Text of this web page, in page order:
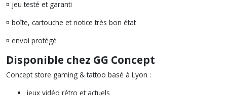
¤ jeu testé et garanti
¤ boîte, cartouche et notice très bon état
¤ envoi protégé
Disponible chez GG Concept
Concept store gaming & tattoo basé à Lyon :
jeux vidéo rétro et actuels